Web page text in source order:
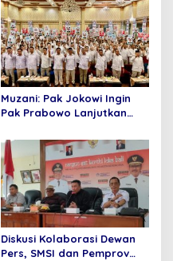
Muzani: Pak Jokowi Ingin
Pak Prabowo Lanjutkan
Terakhir
Diskusi Kolaborasi Dewan
Pers, SMSI dan Pemprov